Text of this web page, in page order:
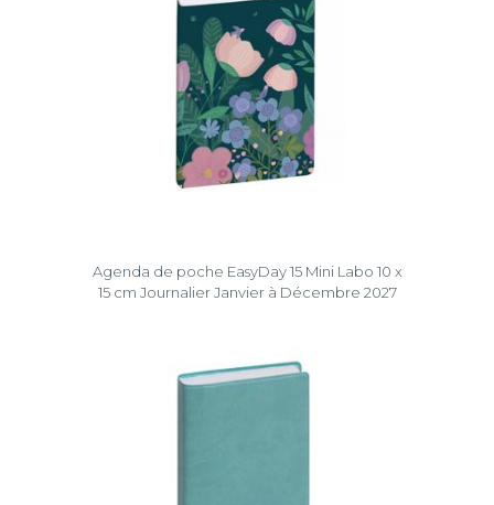
Agenda de poche EasyDay 15 Mini Labo 10 x
15 cm Journalier Janvier à Décembre 2027